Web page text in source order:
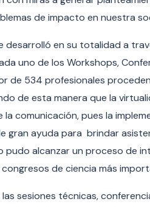
de impacto en nuestra
desarrolló en su totalidad a
uno de los Workshops,
de 534 profesionales
de esta manera que la
comunicación, pues la
gran ayuda para brindar
pudo alcanzar un proceso de
de ciencia más
sesiones técnicas,